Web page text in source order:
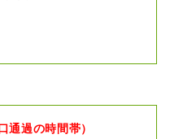
通過の時間帯）